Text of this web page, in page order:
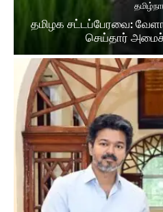
தமிழக சட்​டப்​பேர​வை:
செய்தார்